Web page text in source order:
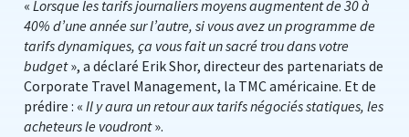
« Lorsque les tarifs journaliers moyens augmentent de 30 à
40% d’une année sur l’autre, si vous avez un programme de
tarifs dynamiques, ça vous fait un sacré trou dans votre
budget», a déclaré Erik Shor, directeur des partenariats de
Corporate Travel Management, la TMC américaine. Et de
prédire : « Il y aura un retour aux tarifs négociés statiques, les
acheteurs le voudront».